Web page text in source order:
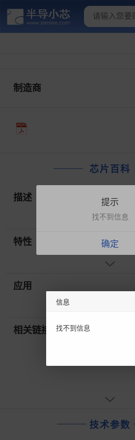
制造商
芯片百科
描述
特性
应用
相关链接
技术参数
提示
找不到信息
确定
信息
找不到信息